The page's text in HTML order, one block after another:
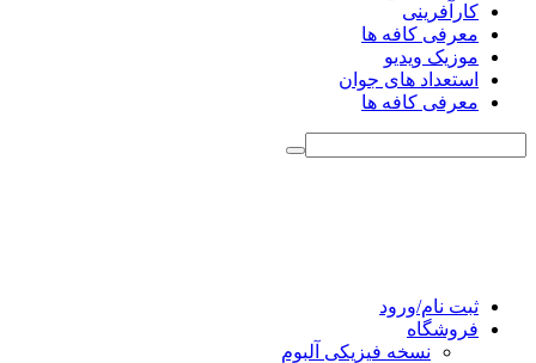
کارآفرینی
معرفی کافه ها
موزیک ویدیو
استعداد های جوان
معرفی کافه ها
ثبت نام/ورود
فروشگاه
نسخه فیزیکی آلبوم